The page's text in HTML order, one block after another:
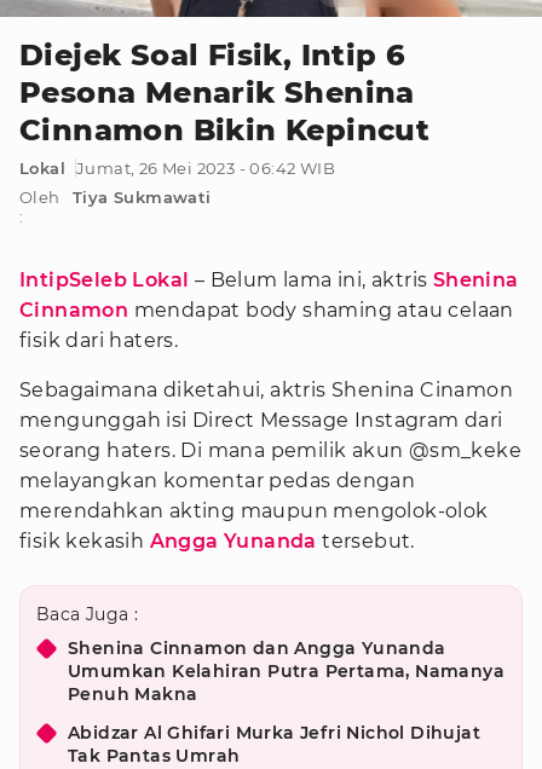
Diejek Soal Fisik, Intip 6
Pesona Menarik Shenina
Cinnamon Bikin Kepincut
Lokal
Jumat, 26 Mei 2023 - 06:42 WIB
Oleh
:
Tiya Sukmawati
IntipSeleb Lokal – Belum lama ini, aktris Shenina
Cinnamon mendapat body shaming atau celaan
fisik dari haters.
Sebagaimana diketahui, aktris Shenina Cinamon
mengunggah isi Direct Message Instagram dari
seorang haters. Di mana pemilik akun @sm_keke
melayangkan komentar pedas dengan
merendahkan akting maupun mengolok-olok
fisik kekasih Angga Yunanda tersebut.
Baca Juga :
Shenina Cinnamon dan Angga Yunanda
Umumkan Kelahiran Putra Pertama, Namanya
Penuh Makna
Abidzar Al Ghifari Murka Jefri Nichol Dihujat
Tak Pantas Umrah